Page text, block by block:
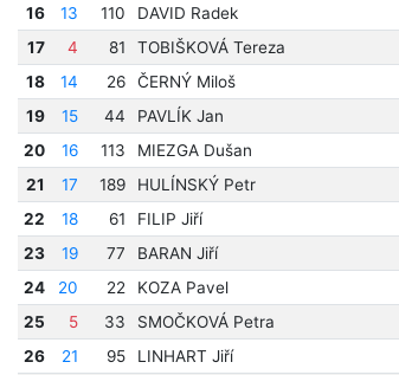
16
13 110 DAVID Radek
17
4 81 TOBIŠKOVÁ Tereza
18
14 26 ČERNÝ Miloš
19
15 44 PAVLÍK Jan
20
16 113 MIEZGA Dušan
21
17 189 HULÍNSKÝ Petr
22
18 61 FILIP Jiří
23
19 77 BARAN Jiří
24
20 22 KOZA Pavel
25
5 33 SMOČKOVÁ Petra
26
21 95 LINHART Jiří